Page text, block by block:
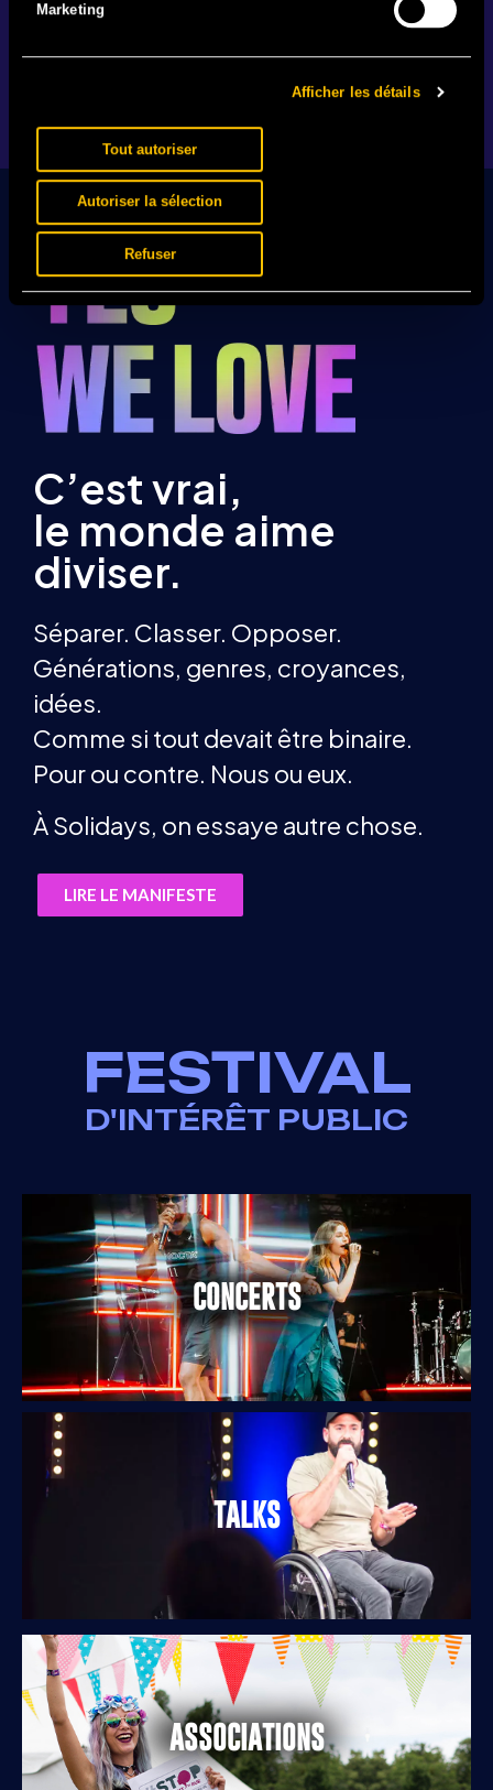
Marketing
Afficher les détails
Tout autoriser
Autoriser la sélection
Refuser
EN SAVOIR +
… 89
C’est vrai,
le monde aime
diviser.
Séparer. Classer. Opposer.
Générations, genres, croyances,
idées.
Comme si tout devait être binaire.
Pour ou contre. Nous ou eux.
À Solidays, on essaye autre chose.
LIRE LE MANIFESTE
FESTIVAL
D'INTÉRÊT PUBLIC
CONCERTS
TALKS
ASSOCIATIONS